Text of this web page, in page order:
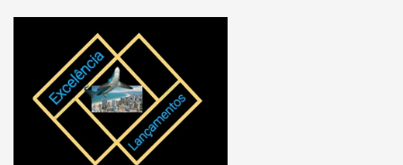
Página inicial